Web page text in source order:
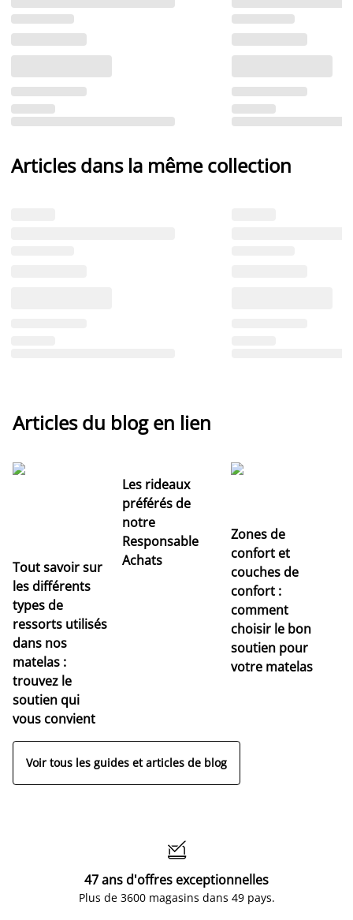
Articles dans la même collection
Articles du blog en lien
Tout savoir sur
les différents
types de
ressorts utilisés
dans nos
matelas :
trouvez le
soutien qui
vous convient
Les rideaux
préférés de
notre
Responsable
Achats
Zones de
confort et
couches de
confort :
comment
choisir le bon
soutien pour
votre matelas
Voir tous les guides et articles de blog

47 ans d'offres exceptionnelles
Plus de 3600 magasins dans 49 pays.